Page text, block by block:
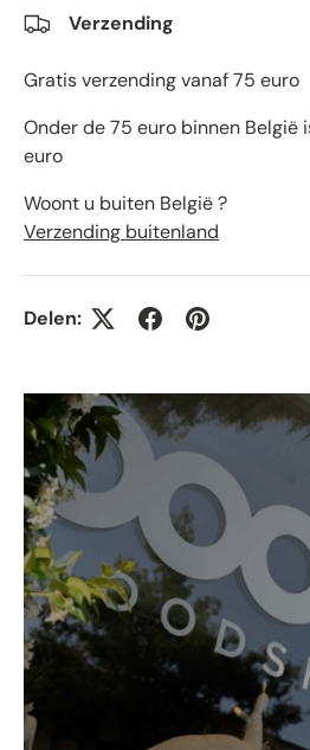
Verzending
Gratis verzending vanaf 75 euro
Onder de 75 euro binnen België
euro
Woont u buiten België ?
Verzending buitenland
Delen: